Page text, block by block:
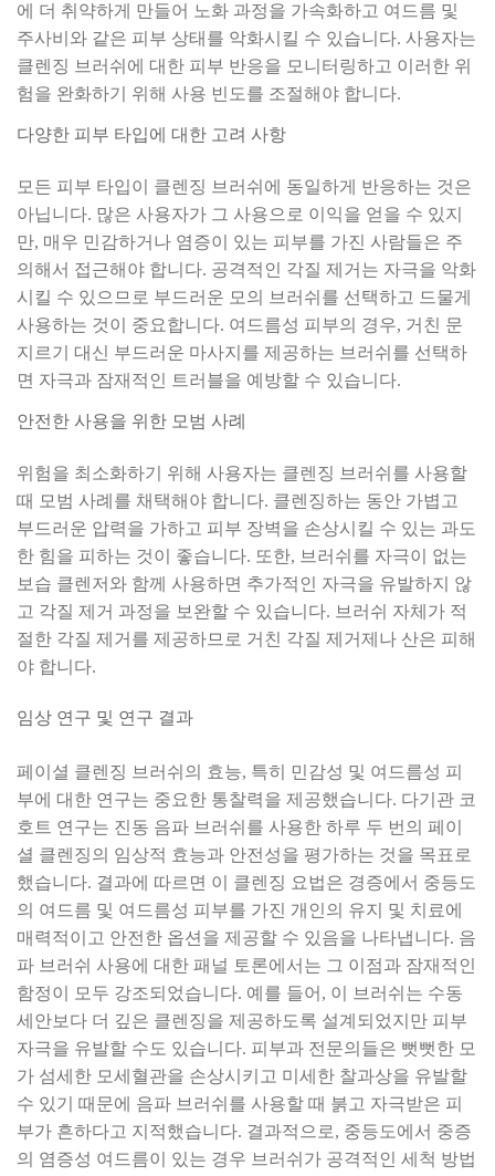
에 더 취약하게 만들어 노화 과정을 가속화하고 여드름 및
주사비와 같은 피부 상태를 악화시킬 수 있습니다. 사용자는
클렌징 브러쉬에 대한 피부 반응을 모니터링하고 이러한 위
험을 완화하기 위해 사용 빈도를 조절해야 합니다.
다양한 피부 타입에 대한 고려 사항
모든 피부 타입이 클렌징 브러쉬에 동일하게 반응하는 것은
아닙니다. 많은 사용자가 그 사용으로 이익을 얻을 수 있지
만, 매우 민감하거나 염증이 있는 피부를 가진 사람들은 주
의해서 접근해야 합니다. 공격적인 각질 제거는 자극을 악화
시킬 수 있으므로 부드러운 모의 브러쉬를 선택하고 드물게
사용하는 것이 중요합니다. 여드름성 피부의 경우, 거친 문
지르기 대신 부드러운 마사지를 제공하는 브러쉬를 선택하
면 자극과 잠재적인 트러블을 예방할 수 있습니다.
안전한 사용을 위한 모범 사례
위험을 최소화하기 위해 사용자는 클렌징 브러쉬를 사용할
때 모범 사례를 채택해야 합니다. 클렌징하는 동안 가볍고
부드러운 압력을 가하고 피부 장벽을 손상시킬 수 있는 과도
한 힘을 피하는 것이 좋습니다. 또한, 브러쉬를 자극이 없는
보습 클렌저와 함께 사용하면 추가적인 자극을 유발하지 않
고 각질 제거 과정을 보완할 수 있습니다. 브러쉬 자체가 적
절한 각질 제거를 제공하므로 거친 각질 제거제나 산은 피해
야 합니다.
임상 연구 및 연구 결과
페이셜 클렌징 브러쉬의 효능, 특히 민감성 및 여드름성 피
부에 대한 연구는 중요한 통찰력을 제공했습니다. 다기관 코
호트 연구는 진동 음파 브러쉬를 사용한 하루 두 번의 페이
셜 클렌징의 임상적 효능과 안전성을 평가하는 것을 목표로
했습니다. 결과에 따르면 이 클렌징 요법은 경증에서 중등도
의 여드름 및 여드름성 피부를 가진 개인의 유지 및 치료에
매력적이고 안전한 옵션을 제공할 수 있음을 나타냅니다. 음
파 브러쉬 사용에 대한 패널 토론에서는 그 이점과 잠재적인
함정이 모두 강조되었습니다. 예를 들어, 이 브러쉬는 수동
세안보다 더 깊은 클렌징을 제공하도록 설계되었지만 피부
자극을 유발할 수도 있습니다. 피부과 전문의들은 뻣뻣한 모
가 섬세한 모세혈관을 손상시키고 미세한 찰과상을 유발할
수 있기 때문에 음파 브러쉬를 사용할 때 붉고 자극받은 피
부가 흔하다고 지적했습니다. 결과적으로, 중등도에서 중증
의 염증성 여드름이 있는 경우 브러쉬가 공격적인 세척 방법